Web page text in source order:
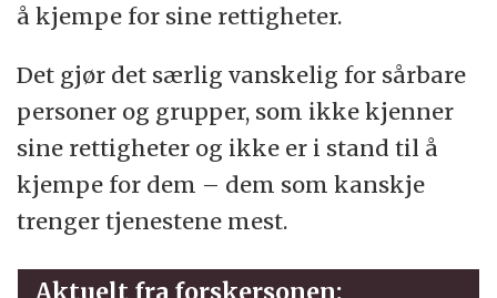
å kjempe for sine rettigheter.
Det gjør det særlig vanskelig for sårbare
personer og grupper, som ikke kjenner
sine rettigheter og ikke er i stand til å
kjempe for dem – dem som kanskje
trenger tjenestene mest.
Aktuelt fra forskersonen: